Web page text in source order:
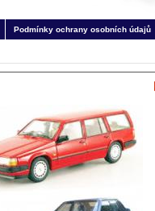
Podmínky ochrany osobních údajů